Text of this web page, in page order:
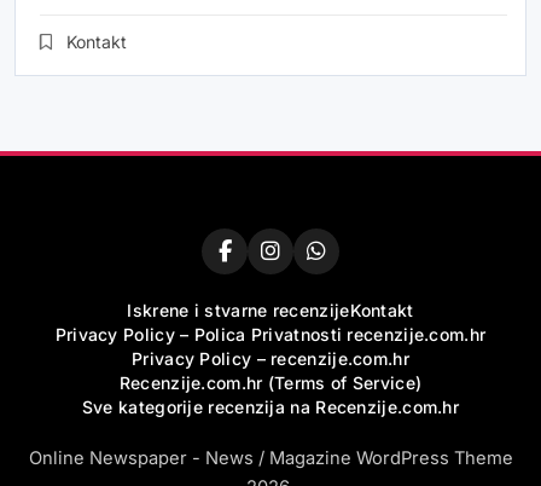
Kontakt
Iskrene i stvarne recenzijeKontakt
Privacy Policy – Polica Privatnosti recenzije.com.hr
Privacy Policy – recenzije.com.hr
Recenzije.com.hr (Terms of Service)
Sve kategorije recenzija na Recenzije.com.hr
Online Newspaper - News / Magazine WordPress Theme